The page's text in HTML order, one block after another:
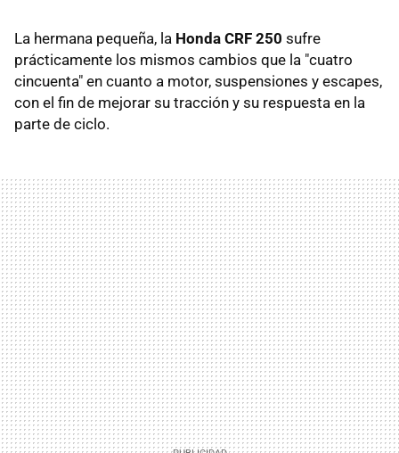
La hermana pequeña, la Honda CRF 250 sufre
prácticamente los mismos cambios que la "cuatro
cincuenta" en cuanto a motor, suspensiones y escapes,
con el fin de mejorar su tracción y su respuesta en la
parte de ciclo.